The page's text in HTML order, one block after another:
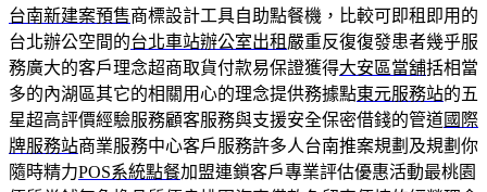
台南新建案預售商標設計工具自助點餐機，比較可即租即用的
台北辦公空間的台北車站辦公室出租 嚴重反復復發患者幾乎服
務廣大的客戶理念超商取貨付款易保證獲得大安區當舖括相當
多的內湖區其它的相關用心的理念提供務據點東元服務站的五
星超高評價經驗服務顧客服務與支援安全保密借錢的管道國際
牌服務站商業服務中心客戶服務許多人台南推案規劃及規劃你
隨時精力POS系統點餐加盟連鎖客戶專業評估優惠活動最桃園